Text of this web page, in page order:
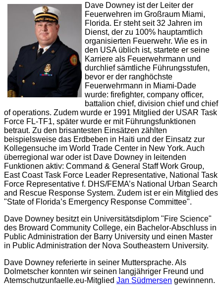
Dave Downey ist der Leiter der
Feuerwehren im Großraum Miami,
Florida. Er steht seit 32 Jahren im
Dienst, der zu 100% hauptamtlich
organisierten Feuerwehr. Wie es in
den USA üblich ist, startete er seine
Karriere als Feuerwehrmann und
durchlief sämtliche Führungsstufen,
bevor er der ranghöchste
Feuerwehrmann in Miami-Dade
wurde: firefighter, company officer,
battalion chief, division chief und chief
of operations. Zudem wurde er 1991 Mitglied der USAR Task
Force FL-TF1, später wurde er mit Führungsfunktionen
betraut. Zu den brisantesten Einsätzen zählten
beispielsweise das Erdbeben in Haiti und der Einsatz zur
Kollegensuche im World Trade Center in New York. Auch
überregional war oder ist Dave Downey in leitenden
Funktionen aktiv: Command & General Staff Work Group,
East Coast Task Force Leader Representative, National Task
Force Representative f. DHS/FEMA’s National Urban Search
and Rescue Response System. Zudem ist er ein Mitglied des
"State of Florida’s Emergency Response Committee".
Dave Downey besitzt ein Universitätsdiplom "Fire Science"
des Broward Community College, ein Bachelor-Abschluss in
Public Administration der Barry University und einen Master
in Public Administration der Nova Southeastern University.
Dave Downey referierte in seiner Muttersprache. Als
Dolmetscher konnten wir seinen langjähriger Freund und
Atemschutzunfaelle.eu-Mitglied Jan Südmersen gewinnenn.